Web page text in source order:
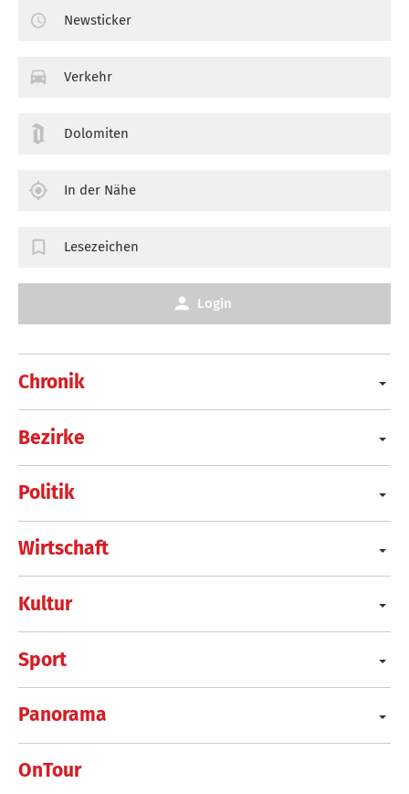
Chronik
Bezirke
Politik
Wirtschaft
Kultur
Sport
Panorama
OnTour
Newsticker
Verkehr
Dolomiten
In der Nähe
Lesezeichen
Login